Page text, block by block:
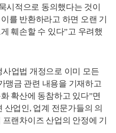
시적으로 동의했다는 것이
를 반환하라고 하면 오랜 기
훼손할 수 있다”고 우려했
사업법 개정으로 이미 모든
맹금 관련 내용을 기재하고
확산에 동참하고 있다”면
산업인, 업계 전문가들의 의
랜차이즈 산업의 안정에 기